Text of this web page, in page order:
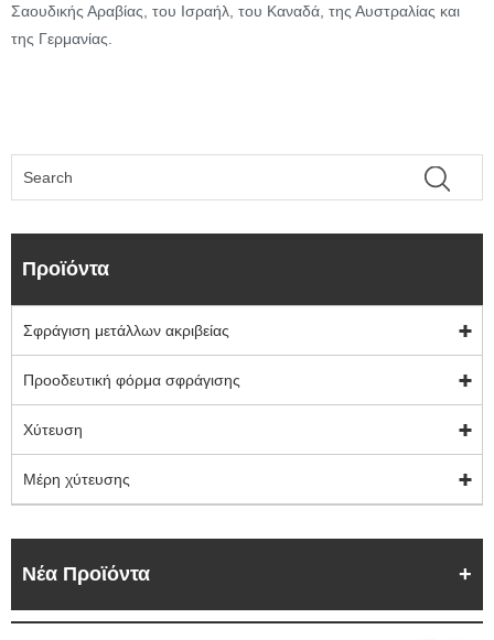
Σαουδικής Αραβίας, του Ισραήλ, του Καναδά, της Αυστραλίας και
της Γερμανίας.
Προϊόντα
Σφράγιση μετάλλων ακριβείας
Προοδευτική φόρμα σφράγισης
Χύτευση
Μέρη χύτευσης
Νέα Προϊόντα